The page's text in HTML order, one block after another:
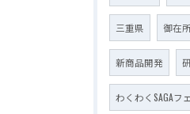
三重県 御在
新商品開発
わくわくSAGAフ